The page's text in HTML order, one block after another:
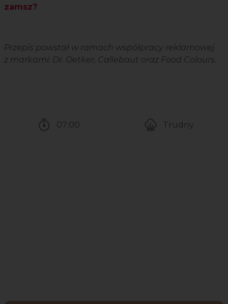
zamsz?
Przepis powstał w ramach współpracy reklamowej
z markami: Dr. Oetker, Callebaut oraz Food Colours.
07:00
Trudny